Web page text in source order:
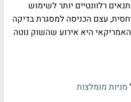
רלוונטיים יותר לשימוש
עצם הכניסה למסגרת בדיקה
היא אירוע שהשוק נוטה
מניות מומלצות